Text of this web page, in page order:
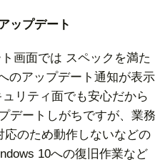
ップデート
画面では スペックを満た
のアップデート通知が表示
リティ面でも安心だから
デートしがちですが、業務
応のため動作しないなどの
10への復旧作業など